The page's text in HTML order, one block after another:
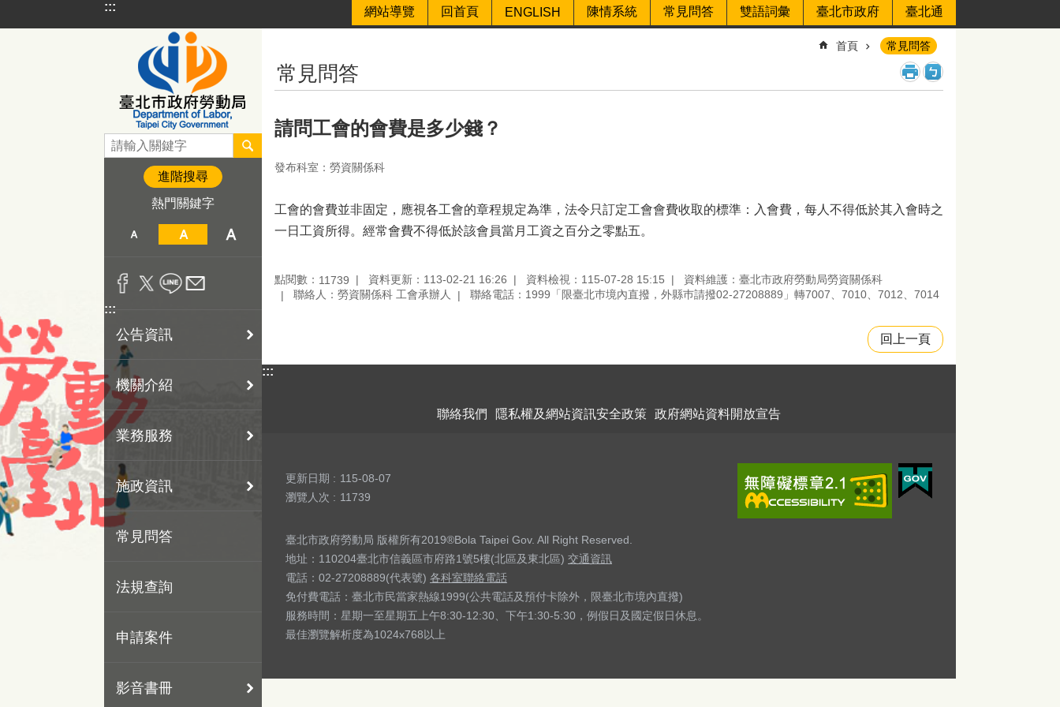
跳到主要內容區塊
::: 網站導覽 回首頁 ENGLISH 陳情系統 常見問答 雙語詞彙 臺北市政府 臺北通
進階搜尋
熱門關鍵字
:::
公告資訊
機關介紹
業務服務
施政資訊
常見問答
法規查詢
申請案件
影音書冊
首頁 常見問答
常見問答
請問工會的會費是多少錢？
發布科室：勞資關係科
工會的會費並非固定，應視各工會的章程規定為準，法令只訂定工會會費收取的標準：入會費，每人不得低於其入會時之
一日工資所得。經常會費不得低於該會員當月工資之百分之零點五。
點閱數： 11739 資料更新：113-02-21 16:26 資料檢視：115-07-28 15:15
資料維護：臺北市政府勞動局勞資關係科
聯絡人：勞資關係科 工會承辦人
聯絡電話：1999「限臺北巿境內直撥，外縣巿請撥02-27208889」轉7007、7010、7012、7014
回上一頁
:::
聯絡我們 隱私權及網站資訊安全政策 政府網站資料開放宣告
更新日期
115-08-07
瀏覽人次
11739
臺北市政府勞動局 版權所有2019®Bola Taipei Gov. All Right Reserved.
地址：110204臺北市信義區市府路1號5樓(北區及東北區) 交通資訊
電話：02-27208889(代表號) 各科室聯絡電話
免付費電話：臺北市民當家熱線1999(公共電話及預付卡除外，限臺北市境內直撥)
服務時間：星期一至星期五上午8:30-12:30、下午1:30-5:30，例假日及國定假日休息。
最佳瀏覽解析度為1024x768以上